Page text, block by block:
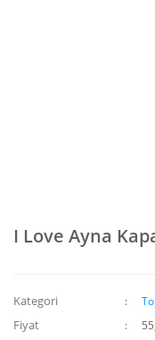
I Love Ayna
Kategori
Fiyat